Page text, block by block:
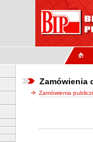
Zamówienia
Zamówienia